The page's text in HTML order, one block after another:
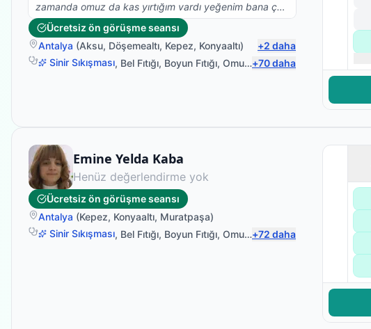
zamanda omuz da kas yırtığım vardı yeğenim bana çok
yardımcı oldu gece gündüz demeden elinden geleni
yaptı kısa sürede değişikliği fark ettim çok teşekkür
ederim
Ücretsiz ön görüşme seansı
Antalya (Aksu, Döşemealtı, Kepez, Konyaaltı) +2 daha
Sinir Sıkışması, Bel Fıtığı, Boyun Fıtığı, Omuz Bağ Yaralanması +70daha
Emine Yelda Kaba
Fizyoterapist
Henüz değerlendirme yok
Ücretsiz ön görüşme seansı
Antalya (Kepez, Konyaaltı, Muratpaşa)
Sinir Sıkışması, Bel Fıtığı, Boyun Fıtığı, Omuz Bağ Yaralanması +72 daha